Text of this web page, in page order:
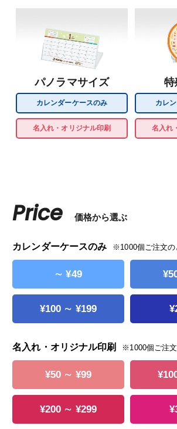
パノラマサイズ
カレンダーケースのみ
名入れ・オリジナル印刷
特
カレ
名入れ
Price 価格から選ぶ
カレンダーケースのみ ※1000個ご注文の
∼ ¥49
¥100 ∼ ¥199
名入れ・オリジナル印刷 ※1000個ご注文
¥50 ∼ ¥99
¥200 ∼ ¥299